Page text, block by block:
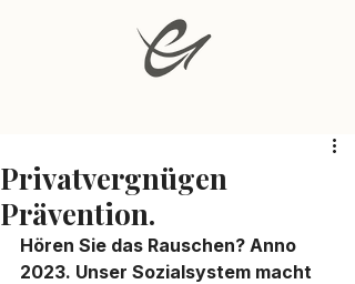
Privatvergnügen
Prävention.
Hören Sie das Rauschen? Anno
2023. Unser Sozialsystem macht